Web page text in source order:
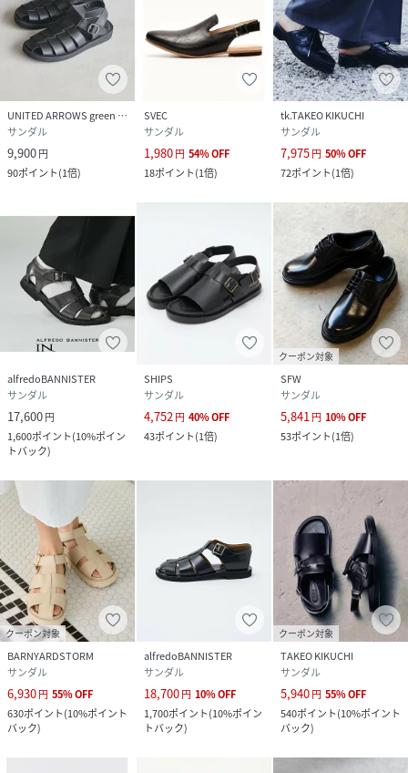
UNITED ARROWS green label relaxing
サンダル
9,900円
90ポイント(1倍)
SVEC
サンダル
1,980円 54%OFF
18ポイント(1倍)
tk.TAKEO KIKUCHI
サンダル
7,975円 50%OFF
72ポイント(1倍)
alfredoBANNISTER
サンダル
17,600円
1,600ポイント(10%ポイン
トバック)
SHIPS
サンダル
4,752 円 40%OFF
43ポイント(1倍)
クーポン対象
SFW
サンダル
5,841 円 10%OFF
53ポイント(1倍)
クーポン対象
BARNYARDSTORM
サンダル
6,930円 55%OFF
630ポイント(10%ポイント
バック)
alfredoBANNISTER
サンダル
18,700円 10%OFF
1,700ポイント(10%ポイン
トバック)
クーポン対象
TAKEO KIKUCHI
サンダル
5,940円 55%OFF
540ポイント(10%ポイント
バック)